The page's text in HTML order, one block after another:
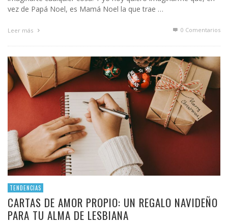
vez de Papá Noel, es Mamá Noel la que trae …
Leer más 0 Comentarios
TENDENCIAS
CARTAS DE AMOR PROPIO: UN REGALO NAVIDEÑO
PARA TU ALMA DE LESBIANA